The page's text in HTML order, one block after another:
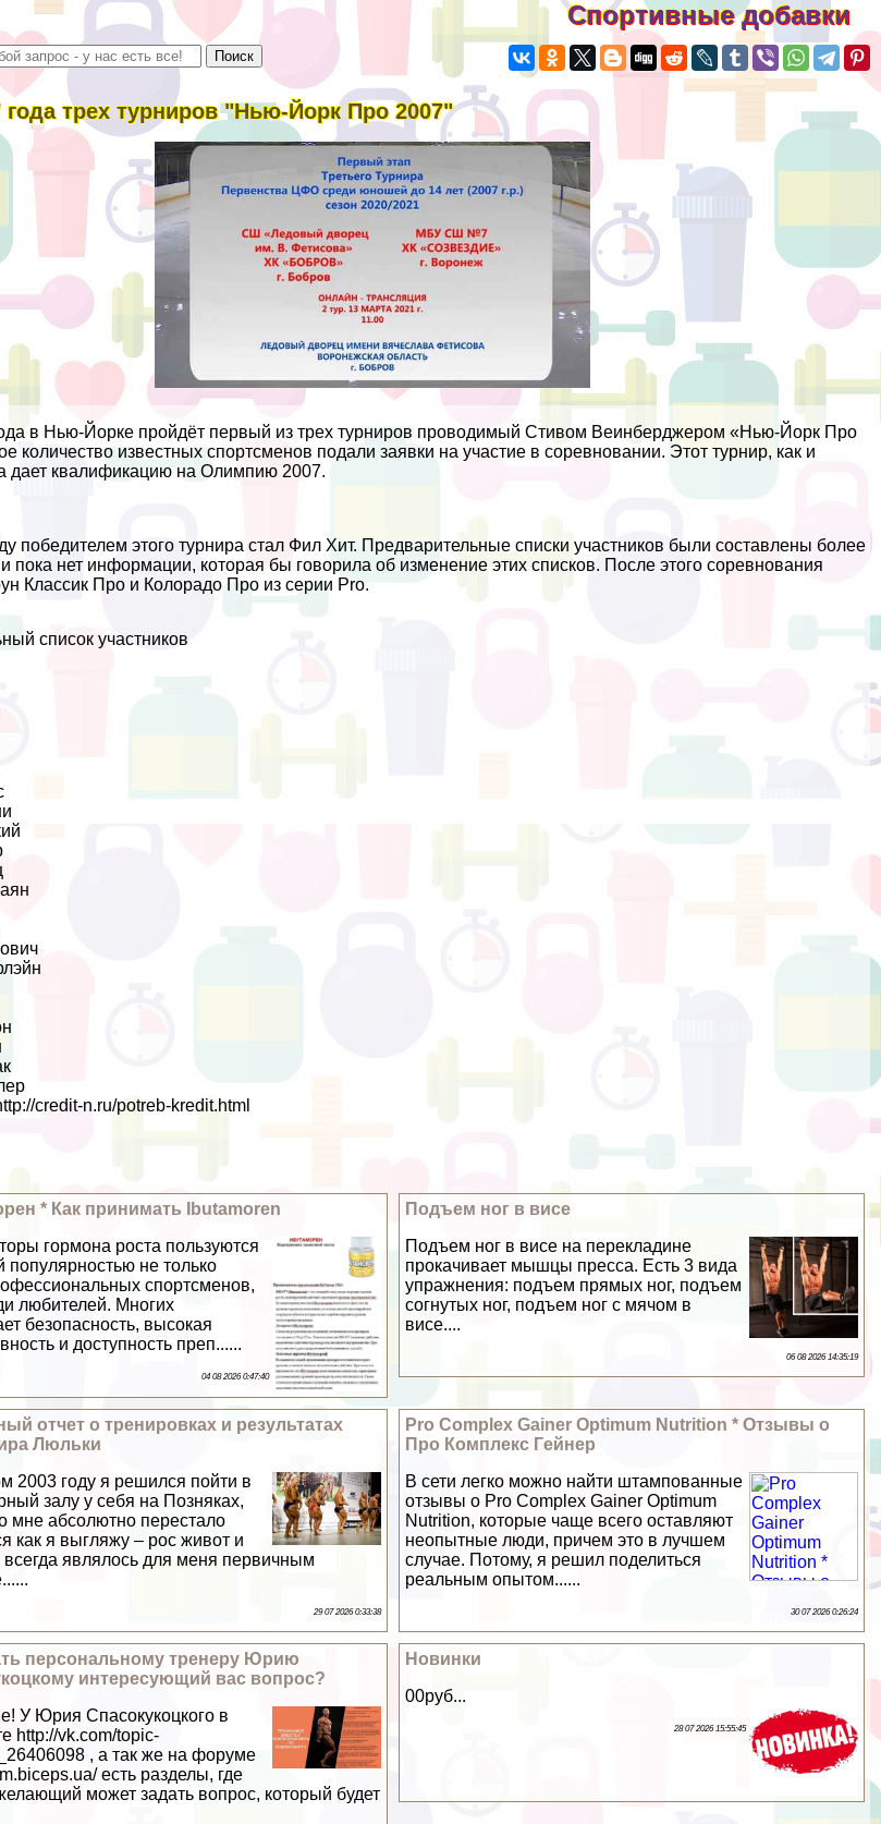
Спортивные добавки
года трех турниров "Нью-Йорк Про 2007"
в Нью-Йорке пройдёт первый из трех турниров проводимый Стивом Веинберджером «Нью-Йорк Про
количество известных спортсменов подали заявки на участие в соревновании. Этот турнир, как и
дает квалификацию на Олимпию 2007.
победителем этого турнира стал Фил Хит. Предварительные списки участников были составлены более
пока нет информации, которая бы говорила об изменение этих списков. После этого соревнования
Классик Про и Колорадо Про из серии Pro.
список участников
credit-n.ru/potreb-kredit.html
Подъем ног в висе
Подъем ног в висе на перекладине
прокачивает мышцы пресса. Есть 3 вида
упражнения: подъем прямых ног, подъем
согнутых ног, подъем ног с мячом в
висе....
06 08 2026 14:35:19
* Как принимать Ibutamoren
гормона роста пользуются
популярностью не только
спортсменов,
любителей. Многих
безопасность, высокая
и доступность преп......
04 08 2026 0:47:40
Pro Complex Gainer Optimum Nutrition * Отзывы о
Про Комплекс Гeйнер
В сети легко можно найти штампованные
отзывы о Pro Complex Gainer Optimum
Nutrition, которые чаще всего оставляют
неопытные люди, причем это в лучшем
случае. Потому, я решил поделиться
реальным опытом......
30 07 2026 0:26:24
отчет о тренировках и результатах
Люльки
2003 году я решился пойти в
залу у себя на Позняках,
мне абсолютно перестало
как я выгляжу – рос живот и
всегда являлось для меня первичным
29 07 2026 0:33:38
Новинки
00руб...
28 07 2026 15:55:45
персональному тренеру Юрию
интересующий вас вопрос?
У Юрия Спасокукоцкого в
http://vk.com/topic-
, а так же на форуме
есть разделы, где
может задать вопрос, который будет